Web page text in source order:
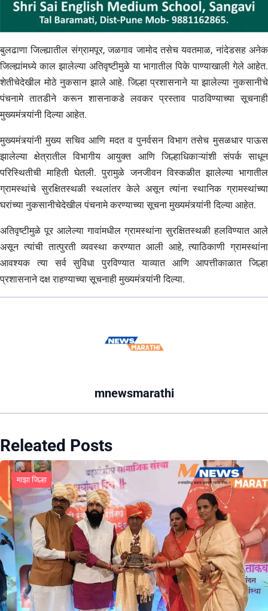
बुलढाणा जिल्ह्यातील संग्रामपूर, जळगाव जामोद तसेच यवतमाळ, नांदेडसह अनेक
जिल्ह्यांमध्ये काल झालेल्या अतिवृष्टीमुळे या भागातील पिके पाण्याखाली गेले आहेत.
शेतीचेदेखील मोठे नुकसान झाले आहे. जिल्हा प्रशासनाने या झालेल्या नुकसानीचे
पंचनामे तातडीने करून शासनाकडे लवकर प्रस्ताव पाठविण्याच्या सूचनाही
मुख्यमंत्र्यांनी दिल्या आहेत.
मुख्यमंत्र्यांनी मुख्य सचिव आणि मदत व पुनर्वसन विभाग तसेच मुसळधार पाऊस
झालेल्या क्षेत्रातील विभागीय आयुक्त आणि जिल्हाधिकाऱ्यांशी संपर्क साधून
परिस्थितीची माहिती घेतली. पुरामुळे जनजीवन विस्कळीत झालेल्या भागातील
ग्रामस्थांचे सुरक्षितस्थळी स्थलांतर केले असून त्यांना स्थानिक ग्रामस्थांच्या
घरांच्या नुकसानीचेदेखील पंचनामे करण्याच्या सूचना मुख्यमंत्र्यांनी दिल्या आहेत.
अतिवृष्टीमुळे पूर आलेल्या गावांमधील ग्रामस्थांना सुरक्षितस्थळी हलविण्यात आले
असून त्यांची तात्पुरती व्यवस्था करण्यात आली आहे, त्याठिकाणी ग्रामस्थांना
आवश्यक त्या सर्व सुविधा पुरविण्यात याव्यात आणि आपत्तीकाळात जिल्हा
प्रशासनाने दक्ष राहण्याच्या सूचनाही मुख्यमंत्र्यांनी दिल्या.
mnewsmarathi
Releated Posts
माझा जिल्हा